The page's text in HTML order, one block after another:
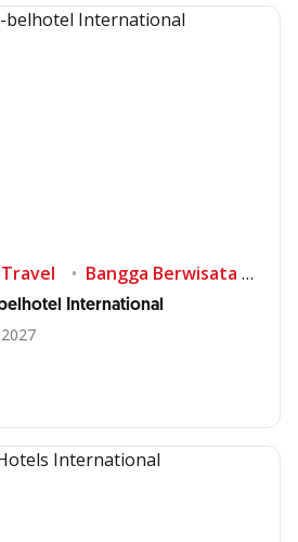
Bangga Berwisata di Indonesia
International